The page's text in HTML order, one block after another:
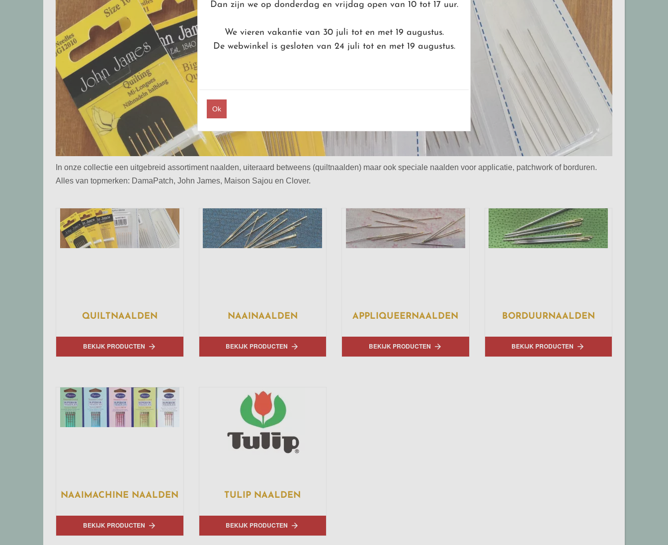
In onze collectie een uitgebreid assortiment naalden, uiteraard betweens (quiltnaalden) maar ook speciale naalden voor applicatie, patchwork of borduren.
Alles van topmerken: DamaPatch, John James, Maison Sajou en Clover.
QUILTNAALDEN
BEKIJK PRODUCTEN 
NAAINAALDEN
BEKIJK PRODUCTEN 
APPLIQUEERNAALDEN
BEKIJK PRODUCTEN 
BORDUURNAALDEN
BEKIJK PRODUCTEN 
NAAIMACHINE NAALDEN
BEKIJK PRODUCTEN 
TULIP NAALDEN
BEKIJK PRODUCTEN 
Dan zijn we op donderdag en vrijdag open van 10 tot 17 uur.
We vieren vakantie van 30 juli tot en met 19 augustus.
De webwinkel is gesloten van 24 juli tot en met 19 augustus.
Ok